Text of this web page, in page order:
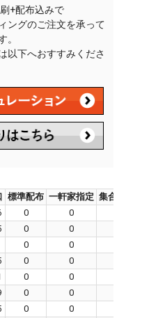
+配布込みで
ングのご注文を承って
。
以下へおすすみくださ
標準配布 一軒家指定 集合住宅指
0 0
0 0
0 0
0 0
0 0
0 0
0 0